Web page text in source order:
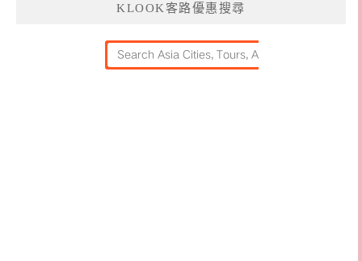
KLOOK客路優惠搜尋